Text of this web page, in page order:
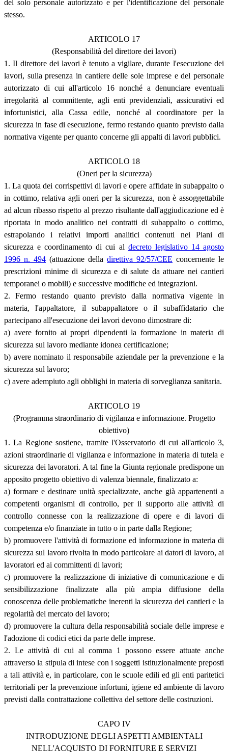
del solo personale autorizzato e per l'identificazione del personale
stesso.
ARTICOLO 17
(Responsabilità del direttore dei lavori)
1. Il direttore dei lavori è tenuto a vigilare, durante l'esecuzione dei
lavori, sulla presenza in cantiere delle sole imprese e del personale
autorizzato di cui all'articolo 16 nonché a denunciare eventuali
irregolarità al committente, agli enti previdenziali, assicurativi ed
infortunistici, alla Cassa edile, nonché al coordinatore per la
sicurezza in fase di esecuzione, fermo restando quanto previsto dalla
normativa vigente per quanto concerne gli appalti di lavori pubblici.
ARTICOLO 18
(Oneri per la sicurezza)
1. La quota dei corrispettivi di lavori e opere affidate in subappalto o
in cottimo, relativa agli oneri per la sicurezza, non è assoggettabile
ad alcun ribasso rispetto al prezzo risultante dall'aggiudicazione ed è
riportata in modo analitico nei contratti di subappalto o cottimo,
estrapolando i relativi importi analitici contenuti nei Piani di
sicurezza e coordinamento di cui al decreto legislativo 14 agosto
1996 n. 494 (attuazione della direttiva 92/57/CEE concernente le
prescrizioni minime di sicurezza e di salute da attuare nei cantieri
temporanei o mobili) e successive modifiche ed integrazioni.
2. Fermo restando quanto previsto dalla normativa vigente in
materia, l'appaltatore, il subappaltatore o il subaffidatario che
partecipano all'esecuzione dei lavori devono dimostrare di:
a) avere fornito ai propri dipendenti la formazione in materia di
sicurezza sul lavoro mediante idonea certificazione;
b) avere nominato il responsabile aziendale per la prevenzione e la
sicurezza sul lavoro;
c) avere adempiuto agli obblighi in materia di sorveglianza sanitaria.
ARTICOLO 19
(Programma straordinario di vigilanza e informazione. Progetto
obiettivo)
1. La Regione sostiene, tramite l'Osservatorio di cui all'articolo 3,
azioni straordinarie di vigilanza e informazione in materia di tutela e
sicurezza dei lavoratori. A tal fine la Giunta regionale predispone un
apposito progetto obiettivo di valenza biennale, finalizzato a:
a) formare e destinare unità specializzate, anche già appartenenti a
competenti organismi di controllo, per il supporto alle attività di
controllo connesse con la realizzazione di opere e di lavori di
competenza e/o finanziate in tutto o in parte dalla Regione;
b) promuovere l'attività di formazione ed informazione in materia di
sicurezza sul lavoro rivolta in modo particolare ai datori di lavoro, ai
lavoratori ed ai committenti di lavori;
c) promuovere la realizzazione di iniziative di comunicazione e di
sensibilizzazione finalizzate alla più ampia diffusione della
conoscenza delle problematiche inerenti la sicurezza dei cantieri e la
regolarità del mercato del lavoro;
d) promuovere la cultura della responsabilità sociale delle imprese e
l'adozione di codici etici da parte delle imprese.
2. Le attività di cui al comma 1 possono essere attuate anche
attraverso la stipula di intese con i soggetti istituzionalmente preposti
a tali attività e, in particolare, con le scuole edili ed gli enti paritetici
territoriali per la prevenzione infortuni, igiene ed ambiente di lavoro
previsti dalla contrattazione collettiva del settore delle costruzioni.
CAPO IV
INTRODUZIONE DEGLI ASPETTI AMBIENTALI
NELL'ACQUISTO DI FORNITURE E SERVIZI